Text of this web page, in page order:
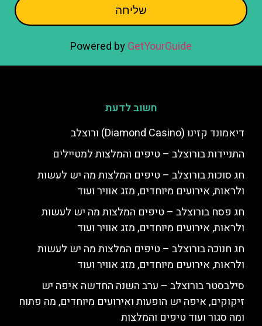
שליחה
Powered byGetYourGuide
חשוב לדעת
דיאמונד קזינו (Diamond Casino) ורוצלב
התניידות בורוצלב – טיפים והמלצות למטיילים
חג סוכות בורוצלב – טיפים המלצות מה יש לעשות
ולראות, אירועים מיוחדים, מזג אוויר ועוד
חג פסח בורוצלב – טיפים המלצות מה יש לעשות
ולראות, אירועים מיוחדים, מזג אוויר ועוד
חג חנוכה בורוצלב – טיפים המלצות מה יש לעשות
ולראות, אירועים מיוחדים, מזג אוויר ועוד
סילבסטר בורוצלב – ערב השנה החדשה איפה יש
זיקוקים, איפה יש הופעות ואירועים מיוחדים, מה פתוח
ומה סגור ועוד טיפים והמלצות